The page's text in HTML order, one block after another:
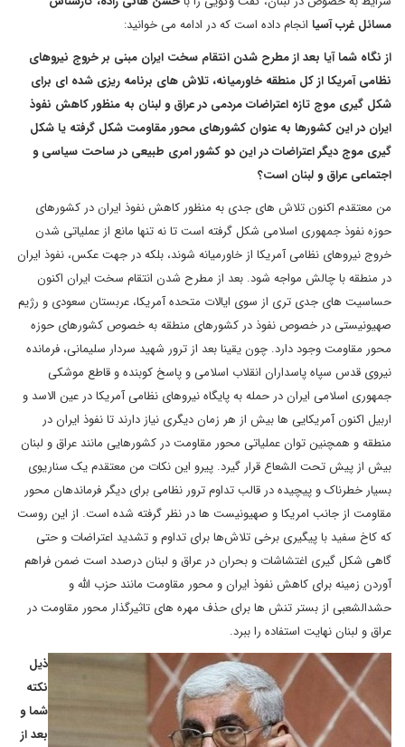
مسائل غرب آسیا انجام داده است که در ادامه می خوانید:
از نگاه شما آیا بعد از مطرح شدن انتقام سخت ایران مبنی بر خروج نیروهای
نظامی آمریکا از کل منطقه خاورمیانه، تلاش های برنامه ریزی شده ای برای
شکل گیری موج تازه اعتراضات مردمی در عراق و لبنان به منظور کاهش نفوذ
ایران در این کشورها به عنوان کشورهای محور مقاومت شکل گرفته یا شکل
گیری موج دیگر اعتراضات در این دو کشور امری طبیعی در ساحت سیاسی و
اجتماعی عراق و لبنان است؟
من معتقدم اکنون تلاش های جدی به منظور کاهش نفوذ ایران در کشورهای
حوزه نفوذ جمهوری اسلامی شکل گرفته است تا نه تنها مانع از عملیاتی شدن
خروج نیروهای نظامی آمریکا از خاورمیانه شوند، بلکه در جهت عکس، نفوذ ایران
در منطقه با چالش مواجه شود. بعد از مطرح شدن انتقام سخت ایران اکنون
حساسیت های جدی تری از سوی ایالات متحده آمریکا، عربستان سعودی و رژیم
صهیونیستی در خصوص نفوذ در کشورهای منطقه به خصوص کشورهای حوزه
محور مقاومت وجود دارد. چون یقینا بعد از ترور شهید سردار سلیمانی، فرمانده
نیروی قدس سپاه پاسداران انقلاب اسلامی و پاسخ کوبنده و قاطع موشکی
جمهوری اسلامی ایران در حمله به پایگاه نیروهای نظامی آمریکا در عین الاسد و
اربیل اکنون آمریکایی ها بیش از هر زمان دیگری نیاز دارند تا نفوذ ایران در
منطقه و همچنین توان عملیاتی محور مقاومت در کشورهایی مانند عراق و لبنان
بیش از پیش تحت الشعاع قرار گیرد. پیرو این نکات من معتقدم یک سناریوی
بسیار خطرناک و پیچیده در قالب تداوم ترور نظامی برای دیگر فرماندهان محور
مقاومت از جانب امریکا و صهیونیست ها در نظر گرفته شده است. از این روست
که کاخ سفید با پیگیری برخی تلاش‌ها برای تداوم و تشدید اعتراضات و حتی
گاهی شکل گیری اغتشاشات و بحران در عراق و لبنان درصدد است ضمن فراهم
آوردن زمینه برای کاهش نفوذ ایران و محور مقاومت مانند حزب الله و
حشدالشعبی از بستر تنش ها برای حذف مهره های تاثیرگذار محور مقاومت در
عراق و لبنان نهایت استفاده را ببرد.
ذیل
نکته
شما و
بعد از